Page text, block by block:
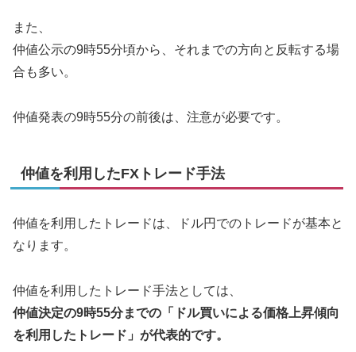
また、
仲値公示の9時55分頃から、それまでの方向と反転する場
合も多い。
仲値発表の9時55分の前後は、注意が必要です。
仲値を利用したFXトレード手法
仲値を利用したトレードは、ドル円でのトレードが基本と
なります。
仲値を利用したトレード手法としては、
仲値決定の9時55分までの「ドル買いによる価格上昇傾向
を利用したトレード」が代表的です。